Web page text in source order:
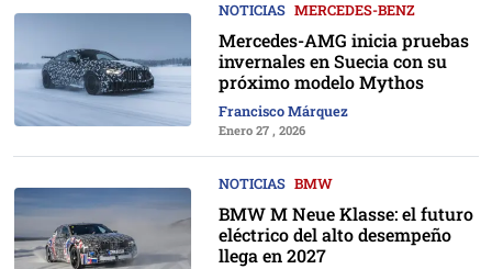
NOTICIAS MERCEDES-BENZ
Mercedes-AMG inicia pruebas
invernales en Suecia con su
próximo modelo Mythos
Francisco Márquez
Enero 27 , 2026
NOTICIAS BMW
BMW M Neue Klasse: el futuro
eléctrico del alto desempeño
llega en 2027